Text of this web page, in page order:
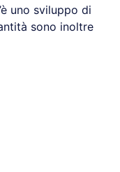
uno sviluppo di
sono inoltre